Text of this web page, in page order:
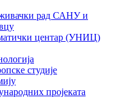
рад САНУ и
центар (УНИЦ)
студије
пројеката